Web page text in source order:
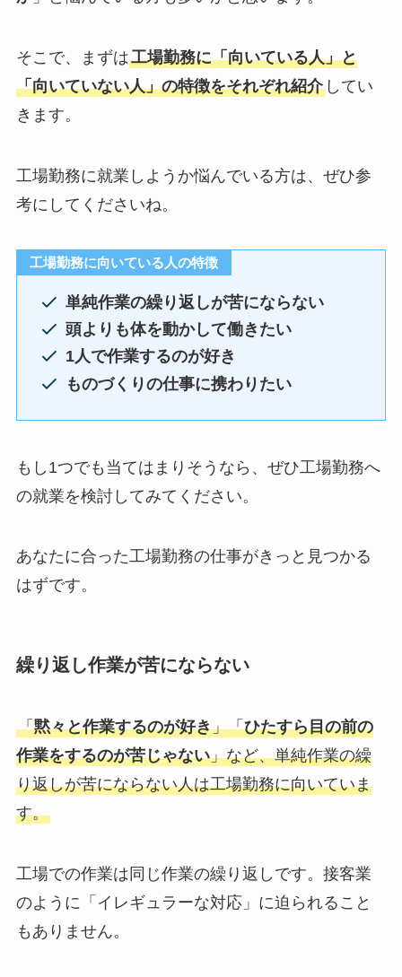
そこで、まずは工場勤務に「向いている人」と
「向いていない人」の特徴をそれぞれ紹介してい
きます。
工場勤務に就業しようか悩んでいる方は、ぜひ参
考にしてくださいね。
工場勤務に向いている人の特徴
単純作業の繰り返しが苦にならない
頭よりも体を動かして働きたい
1人で作業するのが好き
ものづくりの仕事に携わりたい
もし1つでも当てはまりそうなら、ぜひ工場勤務へ
の就業を検討してみてください。
あなたに合った工場勤務の仕事がきっと見つかる
はずです。
繰り返し作業が苦にならない
「黙々と作業するのが好き」「ひたすら目の前の
作業をするのが苦じゃない」など、単純作業の繰
り返しが苦にならない人は工場勤務に向いていま
す。
工場での作業は同じ作業の繰り返しです。接客業
のように「イレギュラーな対応」に迫られること
もありません。